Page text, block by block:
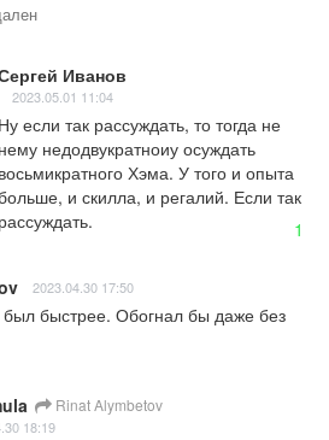
Иванов
2023.05.01 11:04
Ну если так рассуждать, то тогда не
нему недодвукратноиу осуждать
восьмикратного Хэма. У того и опыта
и скилла, и регалий. Если так
рассуждать.
1
2023.04.30 17:50
был быстрее. Обогнал бы даже без
Rinat Alymbetov
18:19